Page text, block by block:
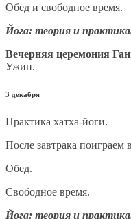
Обед и свободное время.
Йога: теория и
Вечерняя церемония
Ужин.
3 декабря
Практика хатха-йоги.
После завтрака поиграем в
Обед.
Свободное время.
Йога: теория и